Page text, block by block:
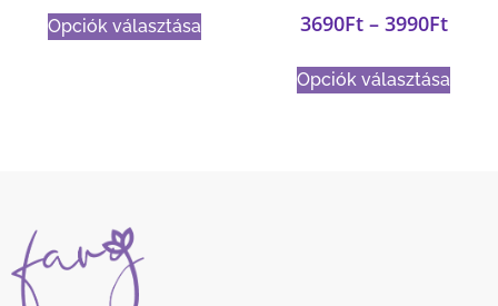
Opciók választása 3690Ft – 3990Ft
Opciók választása